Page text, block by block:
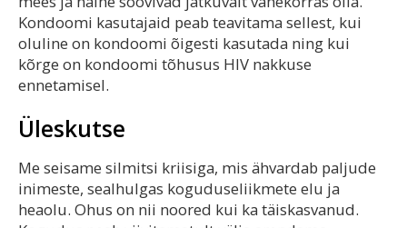
Kondoomi kasutajaid peab teavitama sellest, kui
oluline on kondoomi õigesti kasutada ning kui
kõrge on kondoomi tõhusus HIV nakkuse
ennetamisel.
Üleskutse
Me seisame silmitsi kriisiga, mis ähvardab paljude
inimeste, sealhulgas koguduseliikmete elu ja
heaolu. Ohus on nii noored kui ka täiskasvanud.